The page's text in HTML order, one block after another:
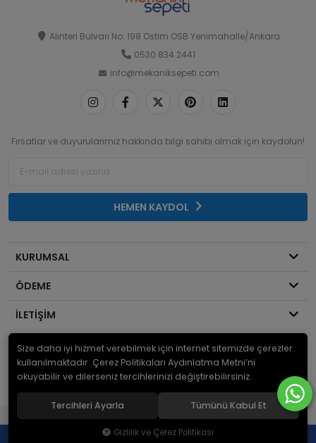
Alınteri Bulvarı No: 198 Ostim OSB Yenimahalle/Ankara
0530 834 2441
info@mekaniksepeti.com
Fırsatlar ve duyurularımız hakkında bilgi sahibi olmak için kaydolun!
HEMEN KAYDOL
KURUMSAL
ÖDEME
İLETİŞİM
© 2026Mekanik Sepeti. Bir Serdaroğlu A.Ş markasıdır ve tüm hakları
saklıdır.
Yeni Nesil E-Ticaret Sistemleri ile Hazırlanmıştır.
Size daha iyi hizmet verebilmek için internet sitemizde çerezler
kullanılmaktadır. Çerez Politikaları Aydınlatma Metni’ni
okuyabilir ve dilerseniz tercihlerinizi değiştirebilirsiniz.
Tercihleri Ayarla Tümünü Kabul Et
Gizlilik ve Çerez Politikası